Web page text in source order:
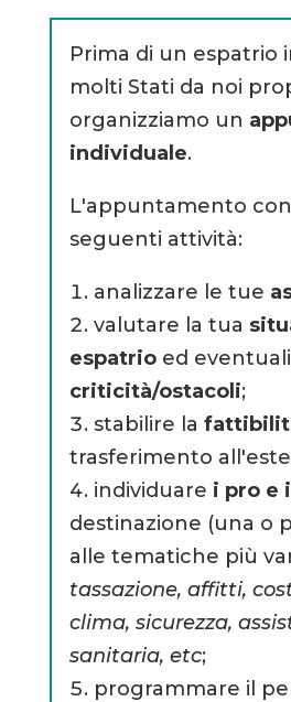
Prima di un espatrio
molti Stati da noi
organizziamo un
individuale.
L'appuntamento
seguenti attività:
analizzare le tue
valutare la tua
espatrioed eventuali
criticità/ostacoli;
stabilire la
trasferimento
individuare i pro e
destinazione (una o
alle tematiche più
tassazione, affitti,
clima, sicurezza,
sanitaria, etc;
programmare il